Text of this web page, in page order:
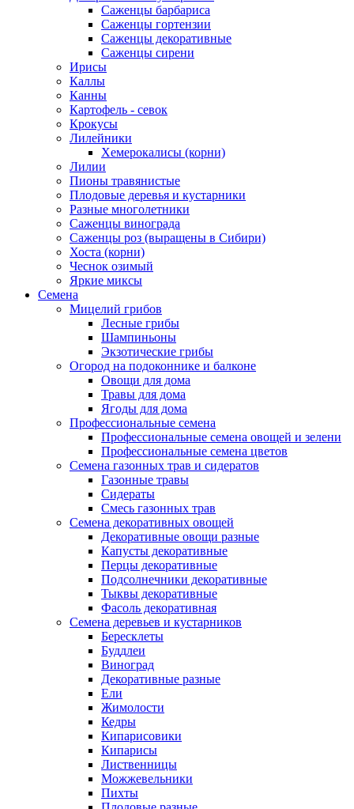
Саженцы барбариса
Саженцы гортензии
Саженцы декоративные
Саженцы сирени
Ирисы
Каллы
Канны
Картофель - севок
Крокусы
Лилейники
Хемерокалисы (корни)
Лилии
Пионы травянистые
Плодовые деревья и кустарники
Разные многолетники
Саженцы винограда
Саженцы роз (выращены в Сибири)
Хоста (корни)
Чеснок озимый
Яркие миксы
Семена
Мицелий грибов
Лесные грибы
Шампиньоны
Экзотические грибы
Огород на подоконнике и балконе
Овощи для дома
Травы для дома
Ягоды для дома
Профессиональные семена
Профессиональные семена овощей и зелени
Профессиональные семена цветов
Семена газонных трав и сидератов
Газонные травы
Сидераты
Смесь газонных трав
Семена декоративных овощей
Декоративные овощи разные
Капусты декоративные
Перцы декоративные
Подсолнечники декоративные
Тыквы декоративные
Фасоль декоративная
Семена деревьев и кустарников
Бересклеты
Буддлеи
Виноград
Декоративные разные
Ели
Жимолости
Кедры
Кипарисовики
Кипарисы
Лиственницы
Можжевельники
Пихты